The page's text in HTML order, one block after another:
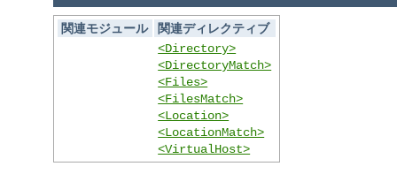
関連モジュール
関連ディレクティブ
<Directory>
<DirectoryMatch>
<Files>
<FilesMatch>
<Location>
<LocationMatch>
<VirtualHost>